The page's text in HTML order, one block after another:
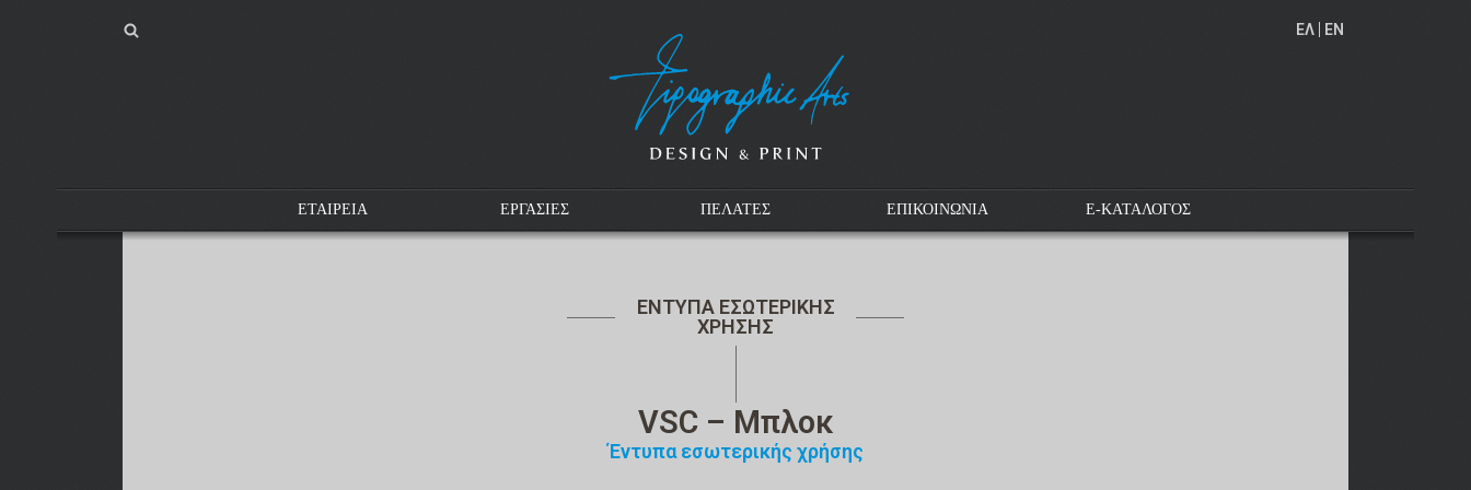
EΛ EN
ΕΤΑΙΡΕΙΑ ΕΡΓΑΣΙΕΣ ΠΕΛΑΤΕΣ ΕΠΙΚΟΙΝΩΝΙΑ E-ΚΑΤΑΛΟΓΟΣ
ΕΝΤΥΠΑ ΕΣΩΤΕΡΙΚΗΣ
ΧΡΗΣΗΣ
VSC – Μπλοκ
Έντυπα εσωτερικής χρήσης